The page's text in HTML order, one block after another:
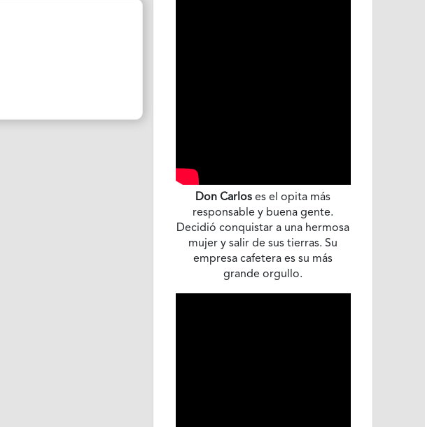
Don Carlos es el opita más
responsable y buena gente.
Decidió conquistar a una hermosa
mujer y salir de sus tierras. Su
empresa cafetera es su más
grande orgullo.